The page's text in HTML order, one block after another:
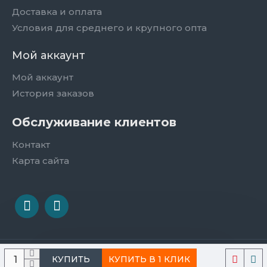
КУПИТЬ КУПИТЬ В 1 КЛИК
Доставка и оплата
Условия для среднего и крупного опта
Мой аккаунт
Мой аккаунт
История заказов
Обслуживание клиентов
Контакт
Карта сайта
Сайт разработан webgenerator.com.ua